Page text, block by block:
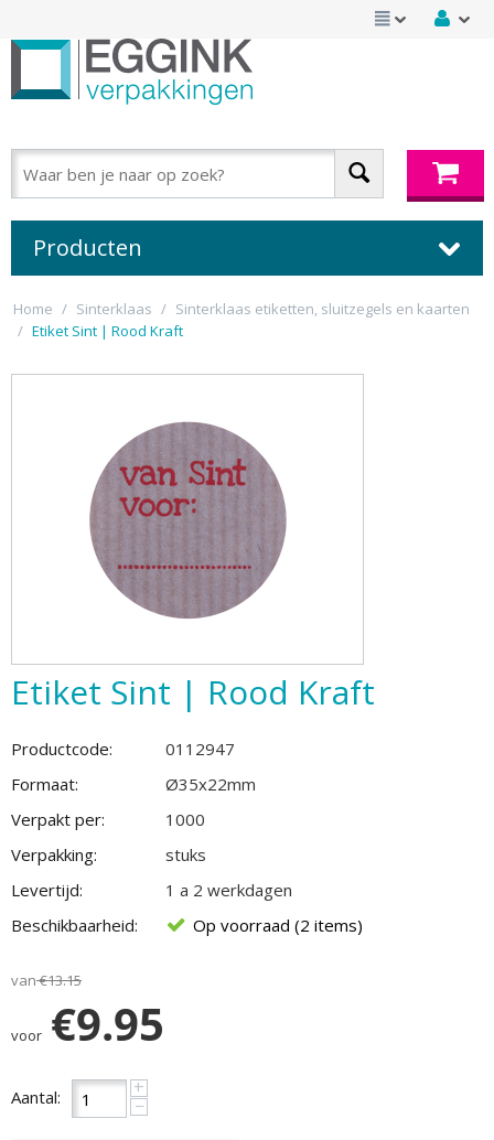
Producten
Home / Sinterklaas / Sinterklaas etiketten, sluitzegels en kaarten
/ Etiket Sint | Rood Kraft
Etiket Sint | Rood Kraft
Productcode:
0112947
Formaat:
Ø35x22mm
Verpakt per:
1000
Verpakking:
stuks
Levertijd:
1 a 2 werkdagen
Beschikbaarheid:
Op voorraad (2 items)
van €13.15
voor €9.95
Aantal: +
−